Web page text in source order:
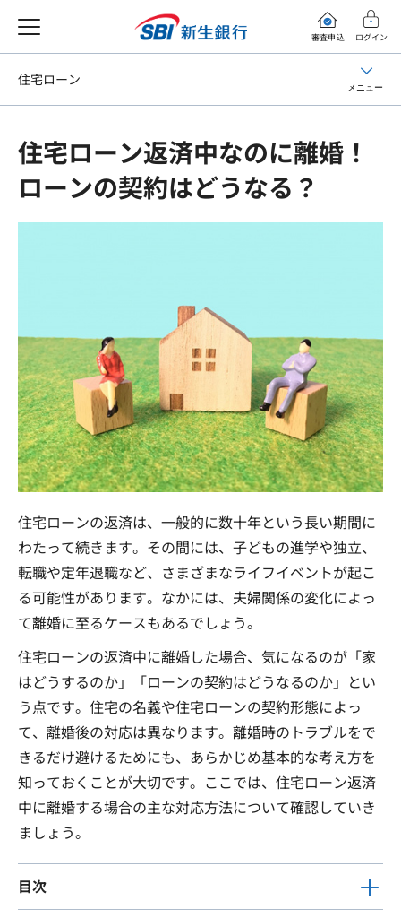
審査申込 ログイン
住宅ローン返済中なのに離婚！
ローンの契約はどうなる？
住宅ローンの返済は、一般的に数十年という長い期間に
わたって続きます。その間には、子どもの進学や独立、
転職や定年退職など、さまざまなライフイベントが起こ
る可能性があります。なかには、夫婦関係の変化によっ
て離婚に至るケースもあるでしょう。
住宅ローンの返済中に離婚した場合、気になるのが「家
はどうするのか」「ローンの契約はどうなるのか」とい
う点です。住宅の名義や住宅ローンの契約形態によっ
て、離婚後の対応は異なります。離婚時のトラブルをで
きるだけ避けるためにも、あらかじめ基本的な考え方を
知っておくことが大切です。ここでは、住宅ローン返済
中に離婚する場合の主な対応方法について確認していき
ましょう。
目次
住宅ローン メニュー